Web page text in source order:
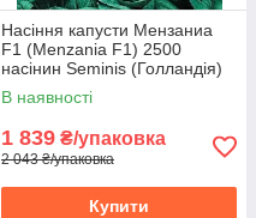
Насіння капусти Мензаниа
F1 (Menzania F1) 2500
насінин Seminis (Голландія)
В наявності
1 839 ₴/упаковка
2 043 ₴/упаковка
Купити